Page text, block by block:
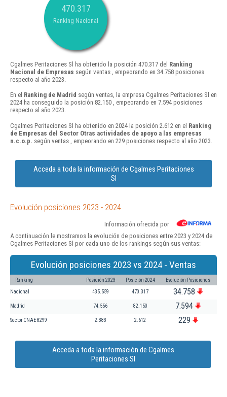
470.317
Ranking Nacional
Cgalmes Peritaciones Sl ha obtenido la posición 470.317 del Ranking
Nacional de Empresas según ventas , empeorando en 34.758 posiciones
respecto al año 2023.
En el Ranking de Madrid según ventas, la empresa Cgalmes Peritaciones Sl en
2024 ha conseguido la posición 82.150 , empeorando en 7.594 posiciones
respecto al año 2023.
Cgalmes Peritaciones Sl ha obtenido en 2024 la posición 2.612 en el Ranking
de Empresas del Sector Otras actividades de apoyo a las empresas
n.c.o.p. según ventas , empeorando en 229 posiciones respecto al año 2023.
Acceda a toda la información de Cgalmes Peritaciones
Sl
Evolución posiciones 2023 - 2024
Información ofrecida por
A continuación le mostramos la evolución de posiciones entre 2023 y 2024 de
Cgalmes Peritaciones Sl por cada uno de los rankings según sus ventas:
Evolución posiciones 2023 vs 2024 - Ventas
Ranking Posición 2023 Posición 2024 Evolución Posiciones
Nacional 435.559 470.317 34.758
Madrid 74.556 82.150 7.594
Sector CNAE 8299 2.383 2.612 229
Acceda a toda la información de Cgalmes
Peritaciones Sl